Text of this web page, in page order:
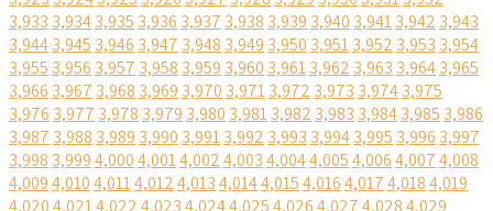
3,933 3,9343,935 3,936 3,937 3,938 3,939 3,940 3,9413,942 3,943
3,9443,945 3,946 3,947 3,948 3,949 3,950 3,9513,952 3,953 3,954
3,955 3,956 3,957 3,958 3,959 3,960 3,9613,962 3,963 3,9643,965
3,966 3,967 3,968 3,969 3,970 3,9713,972 3,973 3,9743,975
3,976 3,977 3,978 3,979 3,980 3,9813,982 3,983 3,9843,985 3,986
3,987 3,988 3,989 3,990 3,9913,992 3,993 3,9943,995 3,996 3,997
3,998 3,9994,0004,0014,0024,0034,0044,0054,0064,0074,008
4,0094,0104,0114,0124,0134,0144,0154,0164,0174,0184,019